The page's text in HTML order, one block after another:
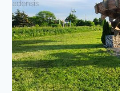
MEMBERS